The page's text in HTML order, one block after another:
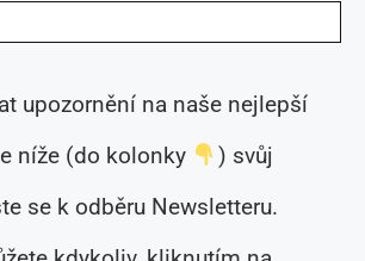
upozornění na naše nejlepší
níže (do kolonky
) svůj
se k odběru Newsletteru.